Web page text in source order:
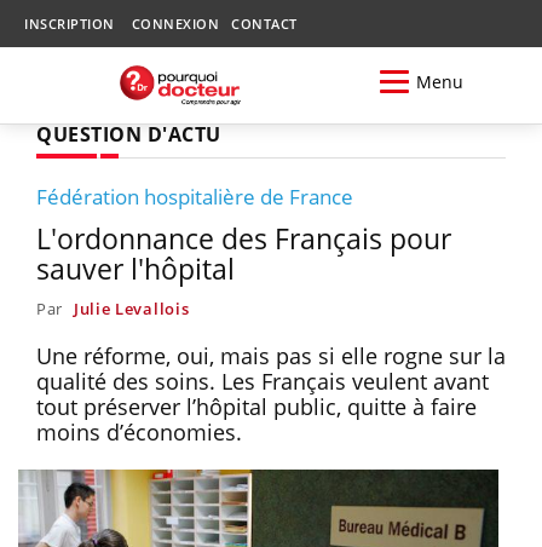
INSCRIPTION CONNEXION CONTACT
Menu
QUESTION D'ACTU
Fédération hospitalière de France
L'ordonnance des Français pour
sauver l'hôpital
Par Julie Levallois
Une réforme, oui, mais pas si elle rogne sur la
qualité des soins. Les Français veulent avant
tout préserver l’hôpital public, quitte à faire
moins d’économies.